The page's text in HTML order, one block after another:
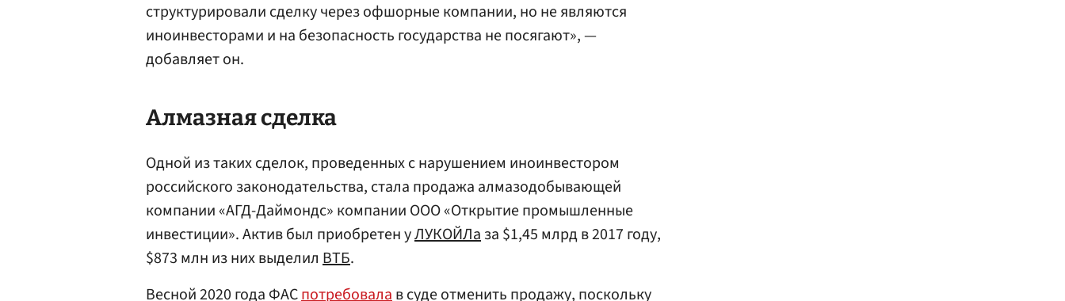
структурировали сделку через офшорные компании, но не являются
иноинвесторами и на безопасность государства не посягают», —
добавляет он.
Алмазная сделка
Одной из таких сделок, проведенных с нарушением иноинвестором
российского законодательства, стала продажа алмазодобывающей
компании «АГД-Даймондс» компании ООО «Открытие промышленные
инвестиции». Актив был приобретен уЛУКОЙЛаза $1,45 млрд в 2017 году,
$873 млн из них выделил ВТБ.
Весной 2020 года ФАСпотребовалав суде отменить продажу, поскольку